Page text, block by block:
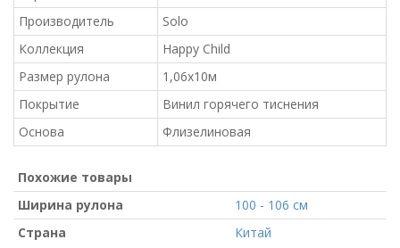
Производитель
Solo
Коллекция
Happy Child
Размер рулона
1,06x10м
Покрытие
Винил горячего тиснения
Основа
Флизелиновая
Похожие товары
Ширина рулона
100 - 106 см
Страна
Китай